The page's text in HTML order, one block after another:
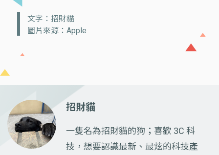
文字：招財貓
圖片來源：Apple
招財貓
一隻名為招財貓的狗；喜歡 3C 科
技，想要認識最新、最炫的科技產